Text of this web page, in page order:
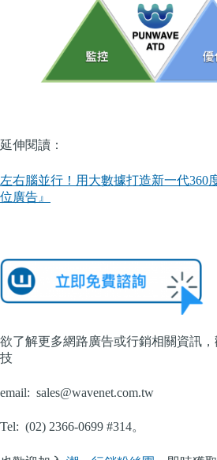
延伸閱讀：
左右腦並行！用大數據打造新一代360
位廣告』
欲了解更多網路廣告或行銷相關資訊
技
email: sales@wavenet.com.tw
Tel: (02) 2366-0699 #314。